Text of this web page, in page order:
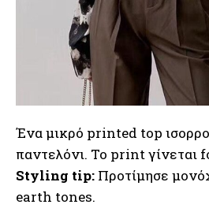
Ένα μικρό printed top
παντελόνι. Το print γίνεται
Styling tip: Προτίμησε
earth tones.